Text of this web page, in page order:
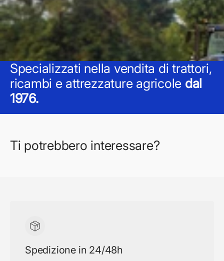
Specializzati nella vendita di trattori,
ricambi e attrezzature agricole dal
1976.
Ti potrebbero interessare?
Spedizione in 24/48h